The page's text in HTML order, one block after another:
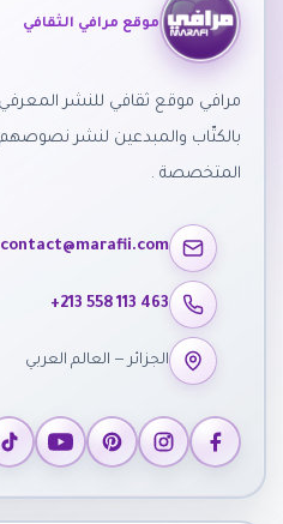
موقع مرافي الثقافي
مرافي موقع ثقافي للنشر المعرفي
بالكتّاب والمبدعين لنشر نصوصهم
المتخصصة .
contact@marafii.com
+213 558 113 463
الجزائر — العالم العربي